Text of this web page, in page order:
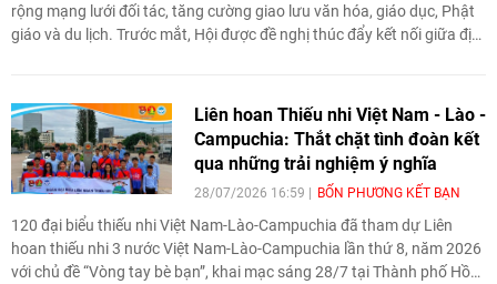
rộng mạng lưới đối tác, tăng cường giao lưu văn hóa, giáo dục, Phật
giáo và du lịch. Trước mắt, Hội được đề nghị thúc đẩy kết nối giữa địa
Liên hoan Thiếu nhi Việt Nam - Lào -
Campuchia: Thắt chặt tình đoàn kết
qua những trải nghiệm ý nghĩa
28/07/2026 16:59 BỐN PHƯƠNG KẾT BẠN
120 đại biểu thiếu nhi Việt Nam-Lào-Campuchia đã tham dự Liên
hoan thiếu nhi 3 nước Việt Nam-Lào-Campuchia lần thứ 8, năm 2026
với chủ đề “Vòng tay bè bạn”, khai mạc sáng 28/7 tại Thành phố Hồ